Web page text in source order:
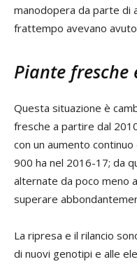
manodopera da parte di
frattempo avevano
Piante fresche
Questa situazione è
fresche a partire dal
con un aumento
900 ha nel 2016-17; da
alternate da poco meno
superare
La ripresa e il rilancio
di nuovi genotipi e alle